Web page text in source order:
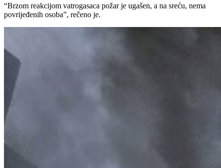
“Brzom reakcijom vatrogasaca požar je ugašen, a na sreću, nema
povrijeđenih osoba”, rečeno je.